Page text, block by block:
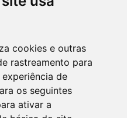
cookies e outras
rastreamento para
de
os seguintes
ativar a
UFPR. ISSN 0104-3315
(eletrônico).